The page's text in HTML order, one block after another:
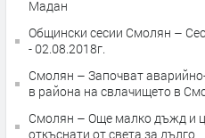
Мадан
Общински сесии Смолян –
- 02.08.2018г.
Смолян – Започват
в района на свлачището в
Смолян – Още малко дъжд и
откъснати от света за дълго